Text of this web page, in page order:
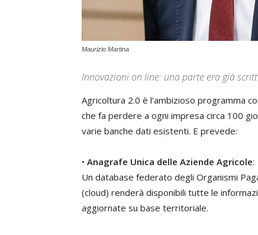
Maurizio Martina
Innovazioni on line: una parte era già
Agricoltura 2.0 è l’ambizioso programma
che fa perdere a ogni impresa circa 100
varie banche dati esistenti. E prevede:
• Anagrafe Unica delle Aziende Agricole:
Un database federato degli Organismi
(cloud) renderà disponibili tutte le
aggiornate su base territoriale.